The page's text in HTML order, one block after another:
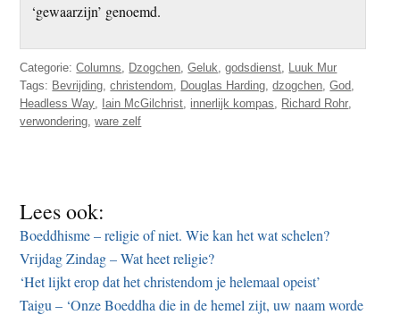
‘gewaarzijn’ genoemd.
Categorie:Columns Dzogchen ,Geluk ,godsdienst Luuk Mur
Tags: Bevrijding ,christendom Douglas Harding ,dzogchen ,God
Headless Way Iain McGilchrist innerlijk kompas Richard Rohr
verwondering ,ware zelf
Lees ook:
Boeddhisme – religie of niet. Wie kan het wat schelen?
Vrijdag Zindag – Wat heet religie?
‘Het lijkt erop dat het christendom je helemaal opeist’
Taigu – ‘Onze Boeddha die in de hemel zijt, uw naam worde